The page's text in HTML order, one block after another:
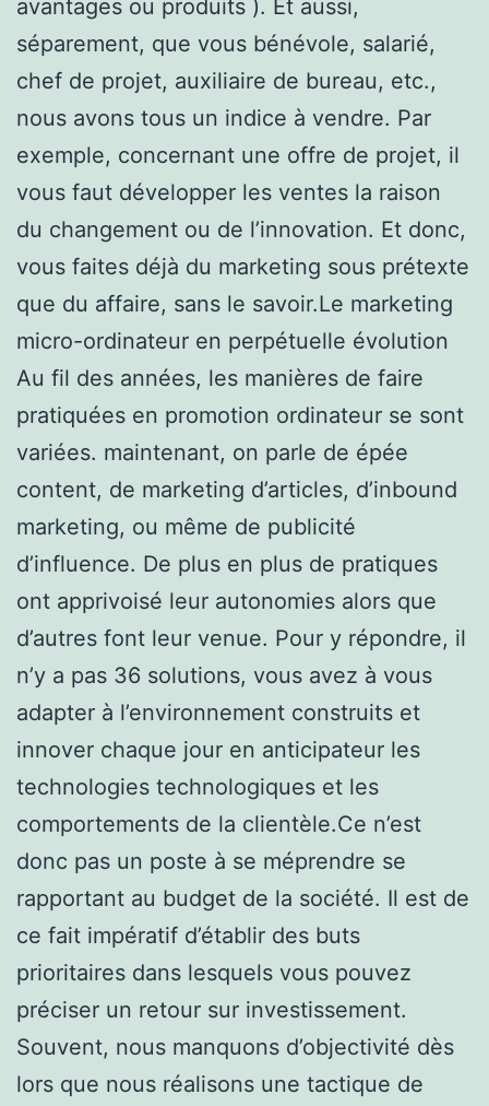
avantages ou produits ). Et aussi,
séparement, que vous bénévole, salarié,
chef de projet, auxiliaire de bureau, etc.,
nous avons tous un indice à vendre. Par
exemple, concernant une offre de projet, il
vous faut développer les ventes la raison
du changement ou de l’innovation. Et donc,
vous faites déjà du marketing sous prétexte
que du affaire, sans le savoir.Le marketing
micro-ordinateur en perpétuelle évolution
Au fil des années, les manières de faire
pratiquées en promotion ordinateur se sont
variées. maintenant, on parle de épée
content, de marketing d’articles, d’inbound
marketing, ou même de publicité
d’influence. De plus en plus de pratiques
ont apprivoisé leur autonomies alors que
d’autres font leur venue. Pour y répondre, il
n’y a pas 36 solutions, vous avez à vous
adapter à l’environnement construits et
innover chaque jour en anticipateur les
technologies technologiques et les
comportements de la clientèle.Ce n’est
donc pas un poste à se méprendre se
rapportant au budget de la société. Il est de
ce fait impératif d’établir des buts
prioritaires dans lesquels vous pouvez
préciser un retour sur investissement.
Souvent, nous manquons d’objectivité dès
lors que nous réalisons une tactique de